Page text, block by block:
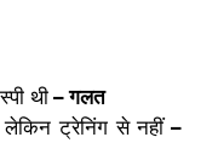
थी – गलत
लेकिन ट्रेनिंग से नहीं–